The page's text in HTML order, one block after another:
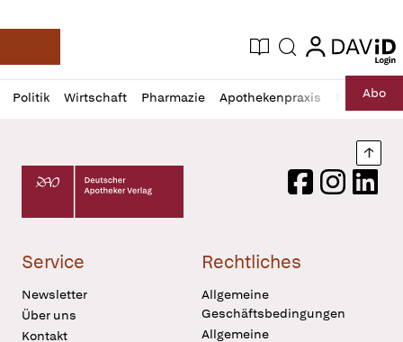
Deutsche Apotheker Zeitung
Aktuelle Ausgabe
Suche login
login
Politik Wirtschaft Pharmazie Apothekenpraxis RechtAbo
Profil
öffnen
Daz
Pur
Deutscher Apotheker Verlag Logo
FacebookInstagram
Service
Newsletter
Über uns
Kontakt
Rechtliches
Allgemeine
Geschäftsbedingungen
Allgemeine